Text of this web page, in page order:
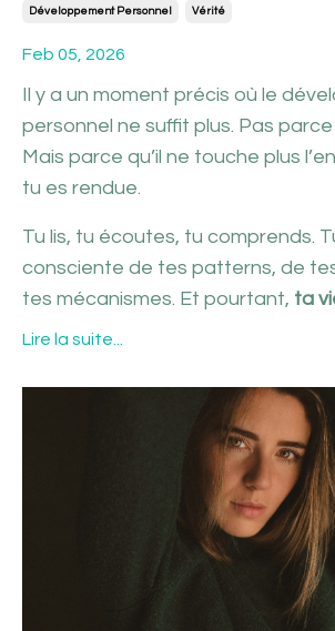
Développement Personnel Vérité
Feb 05, 2026
Il y a un moment précis où le
personnel ne suffit plus. Pas parce
Mais parce qu’il ne touche plus
tu es rendue.
Tu lis, tu écoutes, tu comprends.
consciente de tes patterns, de
tes mécanismes. Et pourtant, ta
Lire la suite...